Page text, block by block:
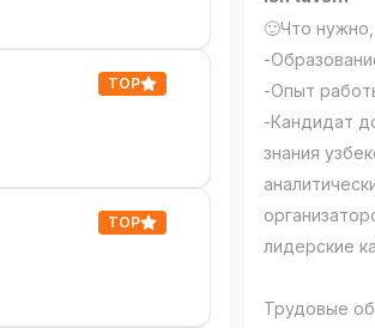
TOP
TOP
🙂Что
-
-Опыт
-Кандидат
знания
лидерские
Трудовые